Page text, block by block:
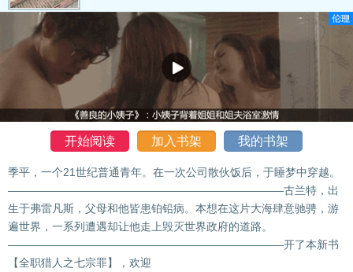
开始阅读 加入书架 我的书架
季平，一个21世纪普通青年。在一次公司散伙饭后，于睡梦中穿越。
—————————————————————————古兰特，出
生于弗雷凡斯，父母和他皆患铂铅病。本想在这片大海肆意驰骋，游
遍世界，一系列遭遇却让他走上毁灭世界政府的道路。
—————————————————————————开了本新书
【全职猎人之七宗罪】，欢迎